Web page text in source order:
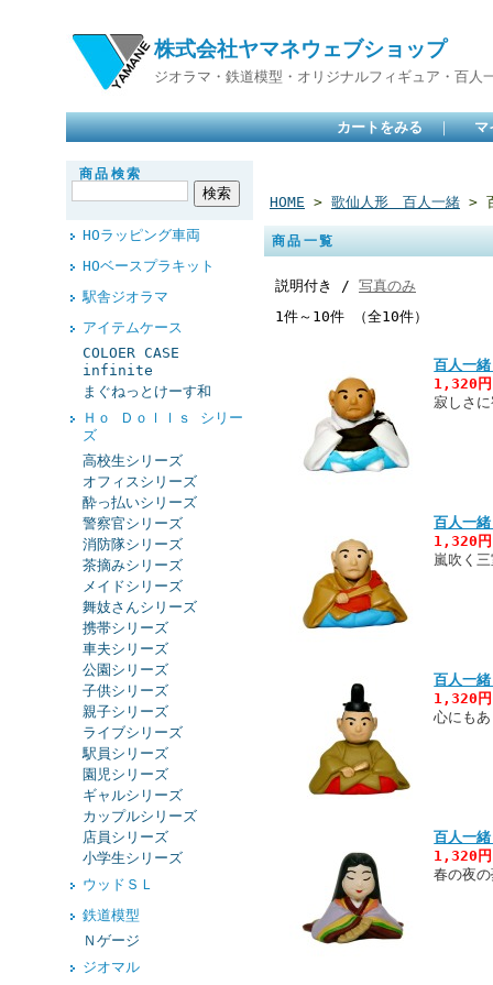
株式会社ヤマネウェブショップ
ジオラマ・鉄道模型・オリジナルフィギュア・百人
カートをみる ｜ マ
商品検索
HOラッピング車両
HOベースプラキット
駅舎ジオラマ
アイテムケース
COLOER CASE
infinite
まぐねっとけーす和
Ｈｏ Ｄｏｌｌｓ シリー
ズ
高校生シリーズ
オフィスシリーズ
酔っ払いシリーズ
警察官シリーズ
消防隊シリーズ
茶摘みシリーズ
メイドシリーズ
舞妓さんシリーズ
携帯シリーズ
車夫シリーズ
公園シリーズ
子供シリーズ
親子シリーズ
ライブシリーズ
駅員シリーズ
園児シリーズ
ギャルシリーズ
カップルシリーズ
店員シリーズ
小学生シリーズ
ウッドＳＬ
鉄道模型
Ｎゲージ
ジオマル
HOME > 歌仙人形 百人一緒 >
商品一覧
説明付き / 写真のみ
1件～10件 （全10件）
百人一
1,320
寂しさ
百人一
1,320
嵐吹く
百人一
1,320
心にも
百人一
1,320
春の夜